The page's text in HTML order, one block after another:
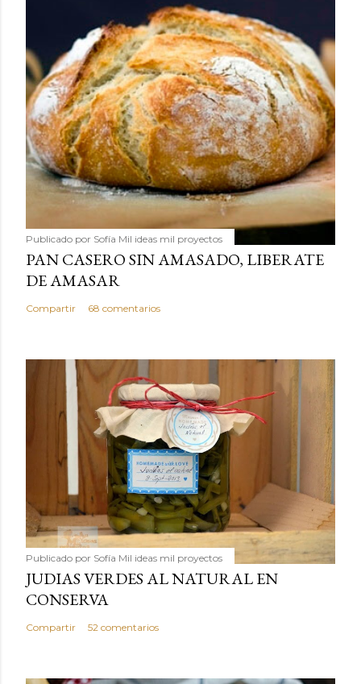
Publicado por Sofía Mil ideas mil proyectos
PAN CASERO SIN AMASADO, LIBERATE
DE AMASAR
Compartir 68 comentarios
Publicado por Sofía Mil ideas mil proyectos
JUDIAS VERDES AL NATURAL EN
CONSERVA
Compartir 52 comentarios